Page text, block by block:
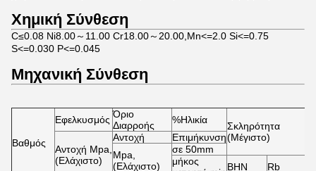
Χημική Σύνθεση
C≤0.08 Ni8.00～11.00 Cr18.00～20.00,Mn<=2.0 Si<=0.75
S<=0.030 P<=0.045
Μηχανική Σύνθεση
Βαθμός
Εφελκυσμός Όριο
Διαρροής
%Ηλικία
Σκληρότητα
(Μέγιστο)
Αντοχή Mpa,
(Ελάχιστο)
Αντοχή
Επιμήκυνση
Mpa,
(Ελάχιστο)
σε 50mm
μήκος
BHN
Rb